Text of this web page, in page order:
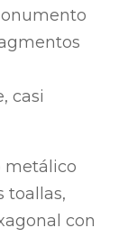
casi
metálico
toallas,
con